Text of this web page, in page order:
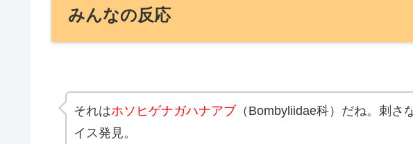
みんなの反応
それはホソヒゲナガハナアブ （Bombyliidae科）だね。刺さ
イス発見。